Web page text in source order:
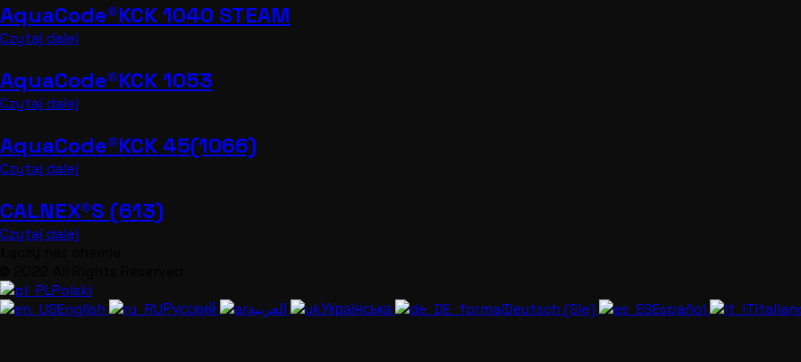
AquaCode®KCK 1040 STEAM
Czytaj dalej
AquaCode®KCK 1053
Czytaj dalej
AquaCode®KCK 45(1066)
Czytaj dalej
CALNEX®S (613)
Czytaj dalej
Polski
English
Русский Українська Deutsch (Sie) Español